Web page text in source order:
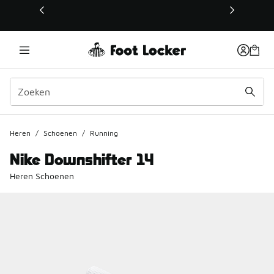
Deze link wordt geopend in een nieuw venster
Heren / Schoenen / Running
Nike Downshifter 14
Heren Schoenen